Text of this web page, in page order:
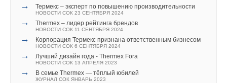
→ Термекс – эксперт по повышению производительности
НОВОСТИ СОК 23 СЕНТЯБРЯ 2024
→ Thermex – лидер рейтинга брендов
НОВОСТИ СОК 11 СЕНТЯБРЯ 2024
→ Корпорация Термекс признана ответственным бизнесом
НОВОСТИ СОК 6 СЕНТЯБРЯ 2024
→ Лучший дизайн года - Thermex Fora
НОВОСТИ СОК 13 АПРЕЛЯ 2023
→ В семье Thermex — тёплый юбилей
ЖУРНАЛ СОК ЯНВАРЬ 2023